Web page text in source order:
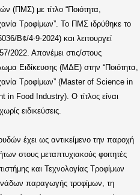
(ΠΜΣ) με τίτλο “Ποιότητα,
Τροφίμων”. Το ΠΜΣ ιδρύθηκε το
Β¢/4-9-2024) και λειτουργεί
2022. Απονέμει στις/στους
Ειδίκευσης (ΜΔΕ) στην “Ποιότητα,
Τροφίμων” (Master of Science in
Food Industry). Ο τίτλος είναι
ειδικεύσεις.
έχει ως αντικείμενο την παροχή
στους μεταπτυχιακούς φοιτητές
και Τεχνολογίας Τροφίμων
παραγωγής τροφίμων, τη